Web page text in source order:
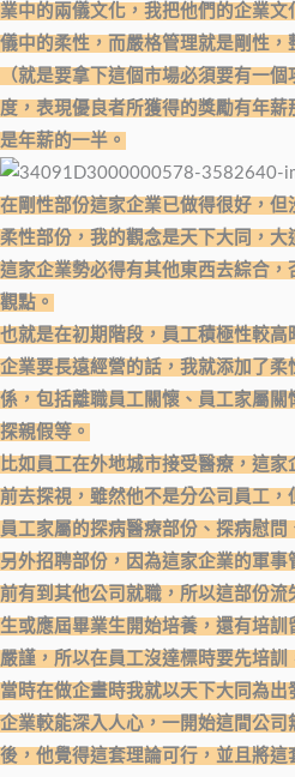
業中的兩儀文化，我把他們的企業
儀中的柔性，而嚴格管理就是剛性
（就是要拿下這個市場必須要有一
度，表現優良者所獲得的獎勵有年
是年薪的一半。
在剛性部份這家企業已做得很好，但
柔性部份，我的觀念是天下大同，大
這家企業勢必得有其他東西去綜合
觀點。
也就是在初期階段，員工積極性較
企業要長遠經營的話，我就添加了柔
係，包括離職員工關懷、員工家屬關
探親假等。
比如員工在外地城市接受醫療，這
前去探視，雖然他不是分公司員工
員工家屬的探病醫療部份、探病慰問
另外招聘部份，因為這家企業的軍
前有到其他公司就職，所以這部份
生或應屆畢業生開始培養，還有培
嚴謹，所以在員工沒達標時要先培訓
當時在做企畫時我就以天下大同為
企業較能深入人心，一開始這間公
後，他覺得這套理論可行，並且將這